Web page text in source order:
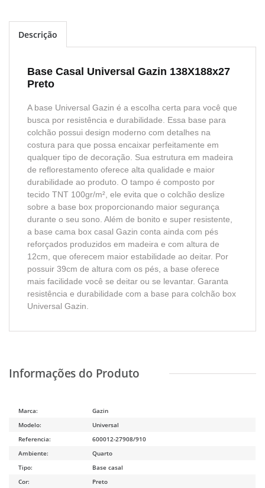
Descrição
Base Casal Universal Gazin 138X188x27
Preto
A base Universal Gazin é a escolha certa para você que
busca por resistência e durabilidade. Essa base para
colchão possui design moderno com detalhes na
costura para que possa encaixar perfeitamente em
qualquer tipo de decoração. Sua estrutura em madeira
de reflorestamento oferece alta qualidade e maior
durabilidade ao produto. O tampo é composto por
tecido TNT 100gr/m², ele evita que o colchão deslize
sobre a base box proporcionando maior segurança
durante o seu sono. Além de bonito e super resistente,
a base cama box casal Gazin conta ainda com pés
reforçados produzidos em madeira e com altura de
12cm, que oferecem maior estabilidade ao deitar. Por
possuir 39cm de altura com os pés, a base oferece
mais facilidade você se deitar ou se levantar. Garanta
resistência e durabilidade com a base para colchão box
Universal Gazin.
Marca:
Gazin
Modelo:
Universal
Referencia:
600012-27908/910
Ambiente:
Quarto
Tipo:
Base casal
Cor:
Preto